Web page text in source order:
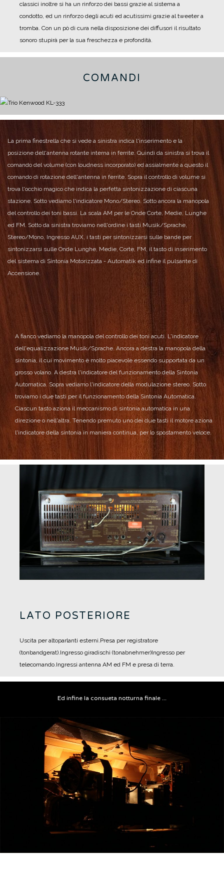
classici inoltre si ha un rinforzo dei bassi grazie al sistema a
condotto, ed un rinforzo degli acuti ed acutissimi grazie al tweeter a
tromba. Con un pò di cura nella disposizione dei diffusori il risultato
sonoro stupirà per la sua freschezza e profondità.
COMANDI
La prima finestrella che si vede a sinistra indica l'inserimento e la
posizione dell'antenna rotante interna in ferrite. Quindi da sinistra si trova il
comando del volume (con loudness incorporato) ed assialmente a questo il
comando di rotazione dell'antenna in ferrite. Sopra il controllo di volume si
trova l'occhio magico che indica la perfetta sintonizzazione di ciascuna
stazione. Sotto vediamo l'indicatore Mono/Stereo.Sotto ancora la manopola
del controllo dei toni bassi. La scala AM per le Onde Corte, Medie, Lunghe
ed FM. Sotto da sinistra troviamo nell'ordine i tasti Musik/Sprache,
Stereo/Mono, Ingresso AUX, i tasti per sintonizzarsi sulle bande per
sintonizzarsi sulle Onde Lunghe, Medie, Corte, FM, il tasto di inserimento
del sistema di Sintonia Motorizzata - Automatik ed infine il pulsante di
Accensione.
A fianco vediamo la manopola del controllo dei toni acuti. L'indicatore
dell'equalizzazione Musik/Sprache. Ancora a destra la manopola della
sintonia, il cui movimento è molto piacevole essendo supportata da un
grosso volano. A destra l'indicatore del funzionamento della Sintonia
Automatica. Sopra vediamo l'indicatore della modulazione stereo. Sotto
troviamo i due tasti per il funzionamento della Sintonia Automatica.
Ciascun tasto aziona il meccanismo di sintonia automatica in una
direzione o nell'altra. Tenendo premuto uno dei due tasti il motore aziona
l'indicatore della sintonia in maniera continua, per lo spostamento veloce.
LATO POSTERIORE
Uscita per altoparlanti esterni.Presa per registratore
(tonbandgerat).Ingresso giradischi (tonabnehmer)Ingresso per
telecomando.Ingressi antenna AM ed FM e presa di terra.
Ed infine la consueta notturna finale ...